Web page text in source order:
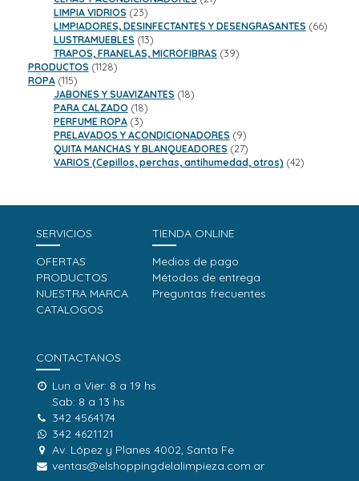
LIMPIA VIDRIOS 2323
productos
LIMPIADORES, DESINFECTANTES Y DESENGRASANTES 6666
LUSTRAMUEBLES 1313
productos
TRAPOS, FRANELAS, MICROFIBRAS 3939
PRODUCTOS 11281128
ROPA 115115
productos
JABONES Y SUAVIZANTES 1818
PARA CALZADO 1818
PERFUME ROPA 33
productos
PRELAVADOS Y ACONDICIONADORES 99
productos
QUITA MANCHAS Y BLANQUEADORES 2727
productos
VARIOS (Cepillos, perchas, antihumedad, otros) 4242
SERVICIOS
OFERTAS
PRODUCTOS
NUESTRA MARCA
CATALOGOS
TIENDA ONLINE
Medios de pago
Métodos de entrega
Preguntas frecuentes
CONTACTANOS
Lun a Vier: 8 a 19 hs
Sab: 8 a 13 hs
342 4564174
342 4621121
Av. López y Planes 4002, Santa Fe
ventas@elshoppingdelalimpieza.com.ar